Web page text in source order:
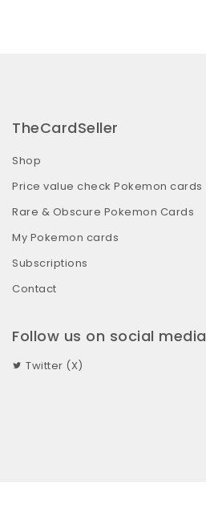
TheCardSeller
Shop
Price value check Pokemon cards
Rare & Obscure Pokemon Cards
My Pokemon cards
Subscriptions
Contact
Follow us on social media
Twitter (X)